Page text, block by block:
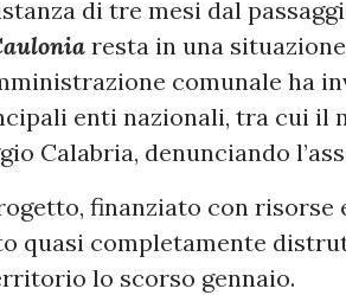
di tre mesi dal
resta in una
comunale ha
enti nazionali, tra cui il
Calabria, denunciando
finanziato con risorse
quasi completamente
lo scorso gennaio.